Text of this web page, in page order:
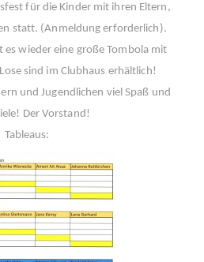
für die Kinder mit ihren Eltern,
statt. (Anmeldung erforderlich).
es wieder eine große Tombola mit
sind im Clubhaus erhältlich!
und Jugendlichen viel Spaß und
Der Vorstand!
Tableaus: